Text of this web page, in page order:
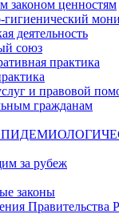
законом ценностям
деятельность
союз
практика
и правовой
гражданам
за рубеж
законы
Правительства